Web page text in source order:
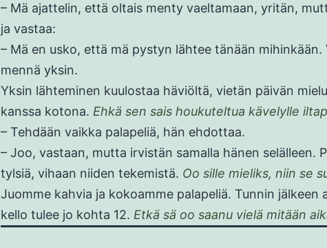
– Mä ajattelin, että oltais menty vaeltamaan, yritän,
ja vastaa:
– Mä en usko, että mä pystyn lähtee tänään mihinkään.
mennä yksin.
Yksin lähteminen kuulostaa häviöltä, vietän päivän
kanssa kotona. Ehkä sen sais houkuteltua kävelylle
– Tehdään vaikka palapeliä, hän ehdottaa.
– Joo, vastaan, mutta irvistän samalla hänen selälleen.
tylsiä, vihaan niiden tekemistä. Oo sille mieliks, niin se
Juomme kahvia ja kokoamme palapeliä. Tunnin jälkeen
kello tulee jo kohta 12. Etkä sä oo saanu vielä mitään